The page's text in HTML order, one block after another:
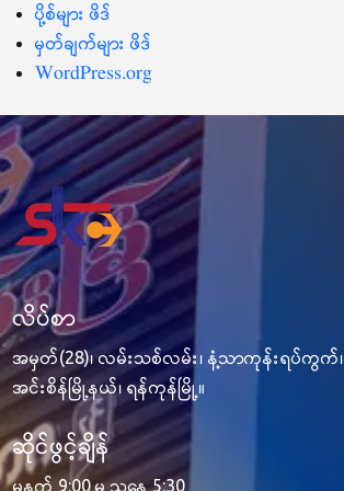
ပို့စ်များ ဖိဒ်
မှတ်ချက်များ ဖိဒ်
WordPress.org
လိပ်စာ
အမှတ်(28)၊ လမ်းသစ်လမ်း၊ နံ့သာကုန်းရပ်ကွက်၊
အင်းစိန်မြို့နယ်၊ ရန်ကုန်မြို့။
ဆိုင်ဖွင့်ချိန်
မနက် 9:00 မှ ညနေ 5:30